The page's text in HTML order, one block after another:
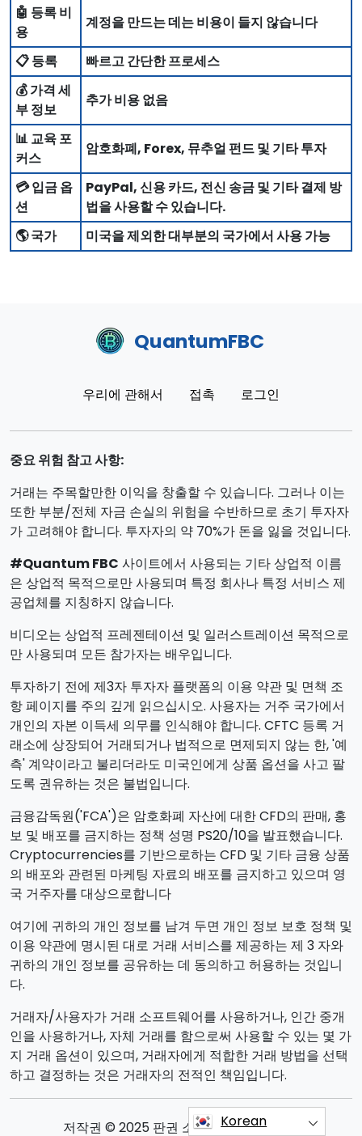
🤖 등록 비
용
계정을 만드는 데는 비용이 들지 않습니다
📋 등록
빠르고 간단한 프로세스
💰 가격 세
부 정보
추가 비용 없음
📊 교육 포
커스
암호화폐, Forex, 뮤추얼 펀드 및 기타 투자
💳 입금 옵
션
PayPal, 신용 카드, 전신 송금 및 기타 결제 방
법을 사용할 수 있습니다.
🌎 국가
미국을 제외한 대부분의 국가에서 사용 가능
QuantumFBC
우리에 관해서 접촉 로그인
중요 위험 참고 사항:
거래는 주목할만한 이익을 창출할 수 있습니다. 그러나 이는
또한 부분/전체 자금 손실의 위험을 수반하므로 초기 투자자
가 고려해야 합니다. 투자자의 약 70%가 돈을 잃을 것입니다.
#Quantum FBC 사이트에서 사용되는 기타 상업적 이름
은 상업적 목적으로만 사용되며 특정 회사나 특정 서비스 제
공업체를 지칭하지 않습니다.
비디오는 상업적 프레젠테이션 및 일러스트레이션 목적으로
만 사용되며 모든 참가자는 배우입니다.
투자하기 전에 제3자 투자자 플랫폼의 이용 약관 및 면책 조
항 페이지를 주의 깊게 읽으십시오. 사용자는 거주 국가에서
개인의 자본 이득세 의무를 인식해야 합니다. CFTC 등록 거
래소에 상장되어 거래되거나 법적으로 면제되지 않는 한, '예
측' 계약이라고 불리더라도 미국인에게 상품 옵션을 사고 팔
도록 권유하는 것은 불법입니다.
금융감독원('FCA')은 암호화폐 자산에 대한 CFD의 판매, 홍
보 및 배포를 금지하는 정책 성명 PS20/10을 발표했습니다.
Cryptocurrencies를 기반으로하는 CFD 및 기타 금융 상품
의 배포와 관련된 마케팅 자료의 배포를 금지하고 있으며 영
국 거주자를 대상으로합니다
여기에 귀하의 개인 정보를 남겨 두면 개인 정보 보호 정책 및
이용 약관에 명시된 대로 거래 서비스를 제공하는 제 3 자와
귀하의 개인 정보를 공유하는 데 동의하고 허용하는 것입니
다.
거래자/사용자가 거래 소프트웨어를 사용하거나, 인간 중개
인을 사용하거나, 자체 거래를 함으로써 사용할 수 있는 몇 가
지 거래 옵션이 있으며, 거래자에게 적합한 거래 방법을 선택
하고 결정하는 것은 거래자의 전적인 책임입니다.
저작권 © 2025 판권 소유 Quantum FBC
Korean